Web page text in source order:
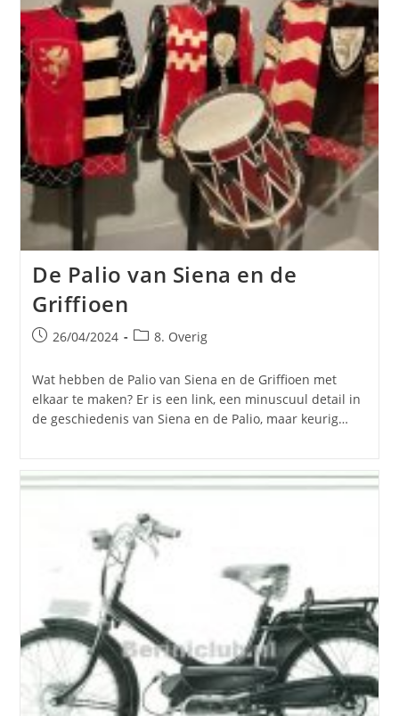
De Palio van Siena en de
Griffioen
Bericht
op:
26/04/2024 Berichtcategorie:
8. Overig
Wat hebben de Palio van Siena en de Griffioen met
elkaar te maken? Er is een link, een minuscuul detail in
de geschiedenis van Siena en de Palio, maar keurig…